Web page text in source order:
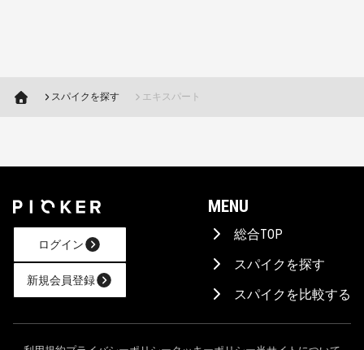
AIに相談！
スパイクを探す エキスパート
ログイン
新規会員登録
MENU
総合TOP
スパイクを探す
スパイクを比較する